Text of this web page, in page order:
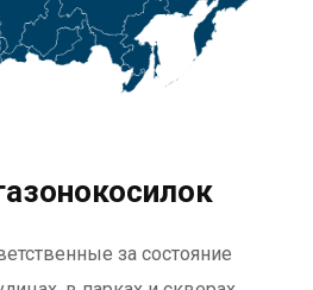
за состояние